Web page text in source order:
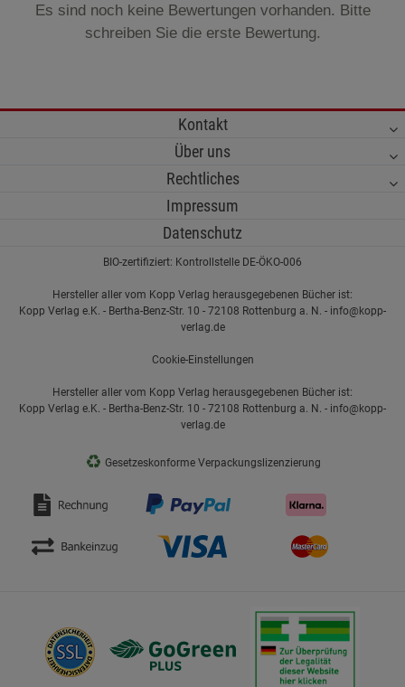
Es sind noch keine Bewertungen vorhanden. Bitte
schreiben Sie die erste Bewertung.
Kontakt
Über uns
Rechtliches
Impressum
Datenschutz
BIO-zertifiziert: Kontrollstelle DE-ÖKO-006
Hersteller aller vom Kopp Verlag herausgegebenen Bücher ist:
Kopp Verlag e.K. - Bertha-Benz-Str. 10 - 72108 Rottenburg a. N. - info@kopp-
verlag.de
Cookie-Einstellungen
Hersteller aller vom Kopp Verlag herausgegebenen Bücher ist:
Kopp Verlag e.K. - Bertha-Benz-Str. 10 - 72108 Rottenburg a. N. - info@kopp-
verlag.de
♻ Gesetzeskonforme Verpackungslizenzierung